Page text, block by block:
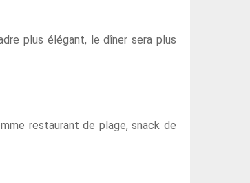
plus élégant, le dîner sera plus
restaurant de plage, snack de